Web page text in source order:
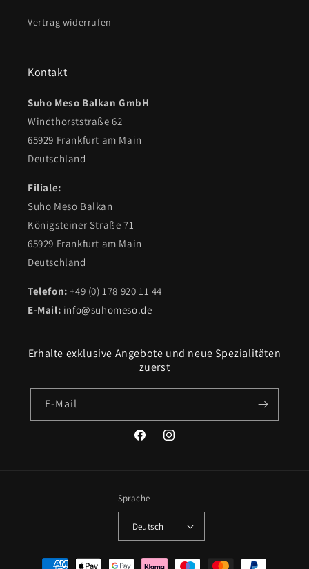
Vertrag widerrufen
Kontakt
Suho Meso Balkan GmbH
Windthorststraße 62
65929 Frankfurt am Main
Deutschland
Filiale:
Suho Meso Balkan
Königsteiner Straße 71
65929 Frankfurt am Main
Deutschland
Telefon: +49 (0) 178 920 11 44
E-Mail: info@suhomeso.de
Erhalte exklusive Angebote und neue Spezialitäten
zuerst
E-Mail
FacebookInstagram
Sprache
Deutsch
Zahlungsmethoden